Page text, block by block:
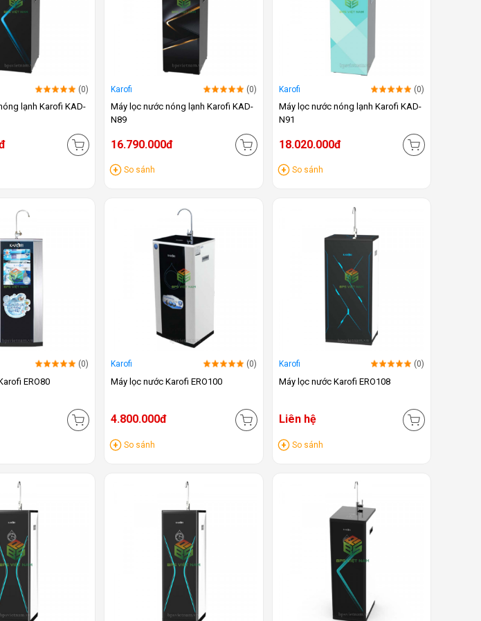
(0)
lạnh Karofi KAD-
Karofi (0)
Máy lọc nước nóng lạnh Karofi KAD-
N89
16.790.000đ
So sánh
Karofi (0)
Máy lọc nước nóng lạnh Karofi KAD-
N91
18.020.000đ
So sánh
(0)
ERO80
Karofi (0)
Máy lọc nước Karofi ERO100
4.800.000đ
So sánh
Karofi (0)
Máy lọc nước Karofi ERO108
Liên hệ
So sánh